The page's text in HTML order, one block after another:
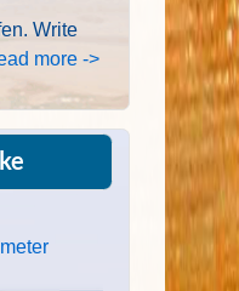
Write
more ->